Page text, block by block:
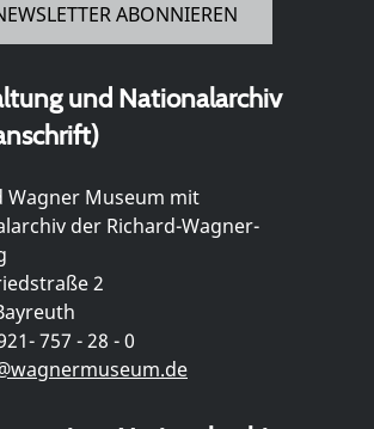
ABONNIEREN
und Nationalarchiv
Wagner Museum mit
der Richard-Wagner-
2
757 - 28 - 0